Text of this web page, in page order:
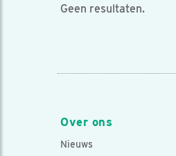
Geen resultaten.
Over ons
Nieuws